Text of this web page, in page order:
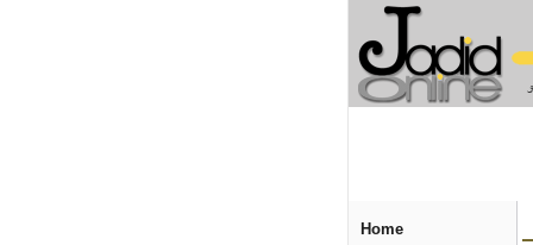
Home